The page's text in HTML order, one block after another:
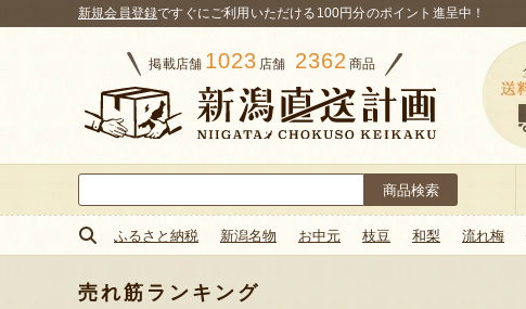
新規会員登録ですぐにご利用いただける100円分のポイント進呈中！
掲載店舗 1023 店舗 2362 商品
索:
ふるさと納税 新潟名物 お中元 枝豆 和梨 流れ梅
売れ筋ランキング